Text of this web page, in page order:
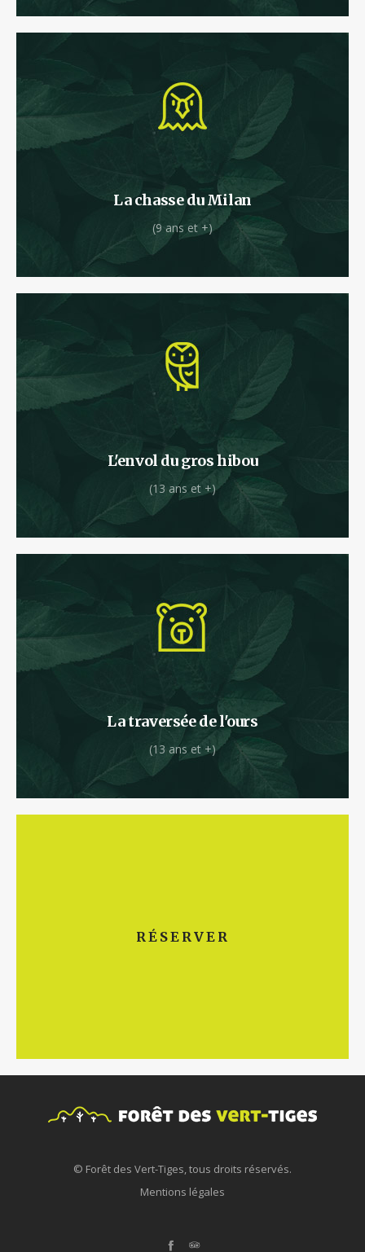
La chasse du Milan
(9 ans et +)
Acros de la vitesse et des hauteurs, ce
L'envol du gros hibou
(13 ans et +)
Vous vous sentez l’âme d’un planeur ?
La traversée de l'ours
(13 ans et +)
RÉSERVER
Réservez votre parcours d'accrobranche en
ligne
© Forêt des Vert-Tiges, tous droits réservés.
Mentions légales